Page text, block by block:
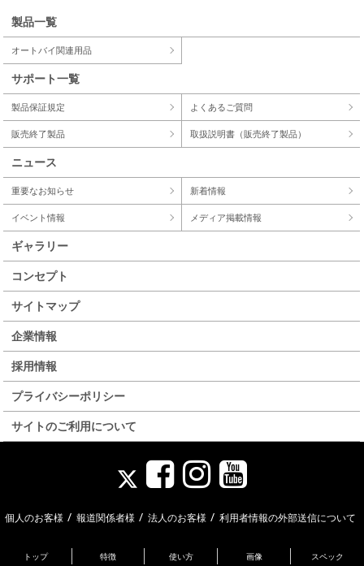
トップ 特徴 使い方 画像 スペック
製品一覧
オートバイ関連用品
サポート一覧
製品保証規定 よくあるご質問
販売終了製品 取扱説明書（販売終了製品）
ニュース
重要なお知らせ 新着情報
イベント情報 メディア掲載情報
ギャラリー
コンセプト
サイトマップ
企業情報
採用情報
プライバシーポリシー
サイトのご利用について
個人のお客様 / 報道関係者様 / 法人のお客様 / 利用者情報の外部送信について
© 2008-2026 be-s Co.,Ltd.